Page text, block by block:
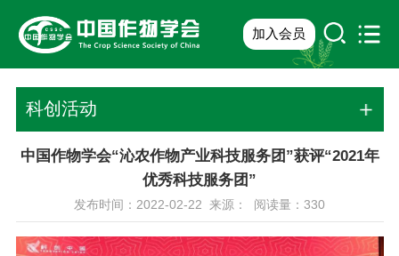
加入会员
科创活动
中国作物学会“沁农作物产业科技服务团”获评“2021年
优秀科技服务团”
发布时间：2022-02-22 来源： 阅读量： 330